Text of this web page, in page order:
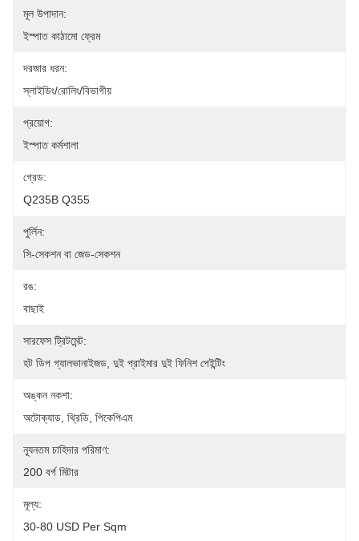
মূল উপাদান:
ইস্পাত কাঠামো ফ্রেম
দরজার ধরন:
স্লাইডিং/রোলিং/বিভাগীয়
প্রয়োগ:
ইস্পাত কর্মশালা
গ্রেড:
Q235B Q355
পুর্লিন:
সি-সেকশন বা জেড-সেকশন
রঙ:
বাছাই
সারফেস ট্রিটমেন্ট:
হট ডিপ গ্যালভানাইজড, দুই প্রাইমার দুই ফিনিশ পেইন্টিং
অঙ্কন নকশা:
অটোক্যাড, থ্রিডি, পিকেপিএম
ন্যূনতম চাহিদার পরিমাণ:
200 বর্গ মিটার
মূল্য:
30-80 USD Per Sqm